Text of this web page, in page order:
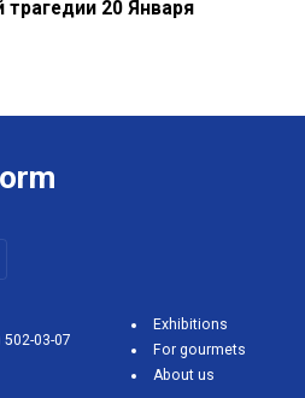
20 Января
03-07
Exhibitions
For gourmets
About us